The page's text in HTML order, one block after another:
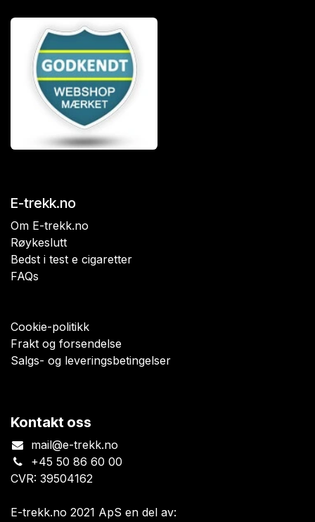
E-trekk.no
Om E-trekk.no
Røykeslutt
Bedst i test e cigaretter
FAQs
Cookie-politikk
Frakt og forsendelse
Salgs- og leveringsbetingelser
Kontakt oss
mail@e-trekk.no
+45 50 86 60 00
CVR: 39504162
E-trekk.no 2021 ApS en del av: